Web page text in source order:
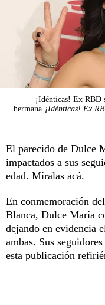
¡Idénticas! Ex RBD
hermana ¡Idénticas! Ex
El parecido de Dulce
impactados a sus
edad. Míralas acá.
En conmemoración
Blanca, Dulce María
dejando en evidencia
ambas. Sus
esta publicación